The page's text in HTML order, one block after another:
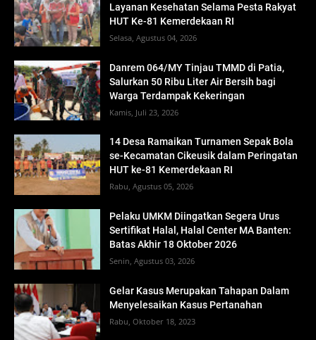
Layanan Kesehatan Selama Pesta Rakyat
HUT Ke-81 Kemerdekaan RI
Selasa, Agustus 04, 2026
Danrem 064/MY Tinjau TMMD di Patia,
Salurkan 50 Ribu Liter Air Bersih bagi
Warga Terdampak Kekeringan
Kamis, Juli 23, 2026
14 Desa Ramaikan Turnamen Sepak Bola
se-Kecamatan Cikeusik dalam Peringatan
HUT ke-81 Kemerdekaan RI
Rabu, Agustus 05, 2026
Pelaku UMKM Diingatkan Segera Urus
Sertifikat Halal, Halal Center MA Banten:
Batas Akhir 18 Oktober 2026
Senin, Agustus 03, 2026
Gelar Kasus Merupakan Tahapan Dalam
Menyelesaikan Kasus Pertanahan
Rabu, Oktober 18, 2023